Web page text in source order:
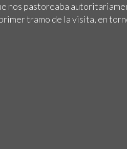
nos pastoreaba
tramo de la visita, en